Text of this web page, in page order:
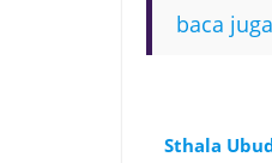
baca
Sthala